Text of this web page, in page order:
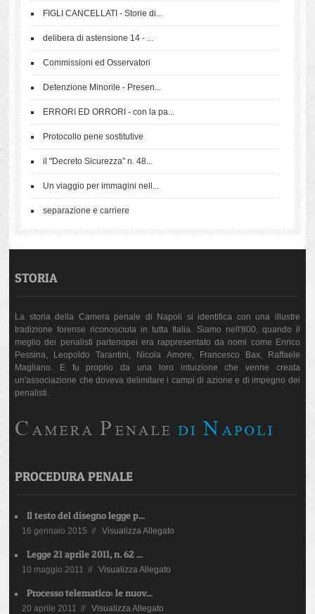
FIGLI CANCELLATI - Storie di...
delibera di astensione 14 - ...
Commissioni ed Osservatori
Detenzione Minorile - Presen...
ERRORI ED ORRORI - con la pa...
Protocollo pene sostitutive
il "Decreto Sicurezza" n. 48...
Un viaggio per immagini nell...
separazione e carriere
STORIA
La storia della Camera penale di Napoli si identifica con una illustre
tradizione forense riconosciuta in tutta Italia. Siamo nell'800, quando il
meglio dei penalisti partenopei era rappresentato da nomi come Enrico
Pessina, Leopoldo Tarantini, Nicola Amore, Francesco Bax, Raffaele
Magliano. E fu proprio da una loro intuizione che venne creata
un'associazione che doveva delimitare i campi di azione e di impegno dei
penalisti.
PROCEDURA PENALE
Il testo del disegno legge p...
16 gennaio 2015 // Visualizza Allegato
Legge 21 aprile 2011, n. 62 ...
10 maggio 2011 // Visualizza Allegato
Processo telematico: le nuov...
20 aprile 2011 // Visualizza Allegato